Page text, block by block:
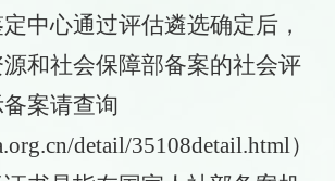
中心通过评估遴选确定后，
和社会保障部备案的社会评
案请查询
detail/35108detail.html）。